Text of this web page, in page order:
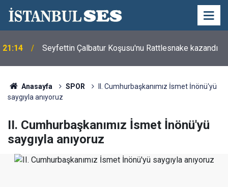
21:14 Seyfettin Çalbatur Koşusu'nu Rattlesnake kazandı
Anasayfa SPOR
II. Cumhurbaşkanımız İsmet İnönü'yü
saygıyla anıyoruz
II. Cumhurbaşkanımız İsmet İnönü'yü
saygıyla anıyoruz